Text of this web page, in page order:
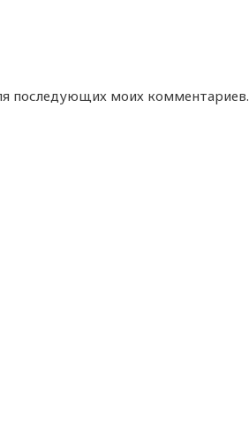
последующих моих комментариев.